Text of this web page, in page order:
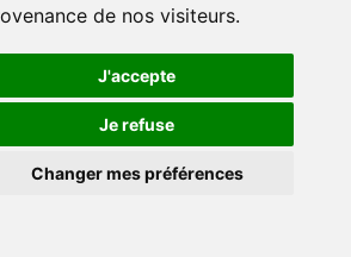
de nos visiteurs.
J'accepte
Je refuse
Changer mes préférences